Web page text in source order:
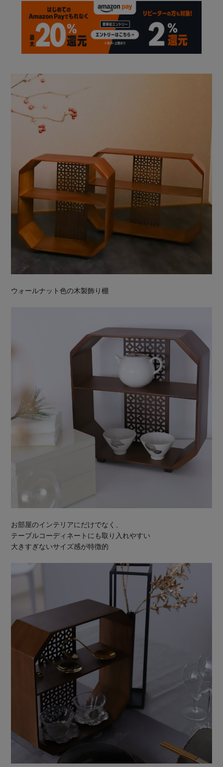
ウォールナット色の木製飾り棚
お部屋のインテリアにだけでなく、
テーブルコーディネートにも取り入れやすい
大きすぎないサイズ感が特徴的